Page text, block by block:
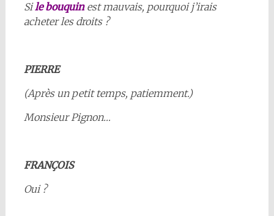
Sile bouquinest mauvais, pourquoi j’irais
acheter les droits ?
PIERRE
(Après un petit temps, patiemment.)
Monsieur Pignon…
FRANÇOIS
Oui ?